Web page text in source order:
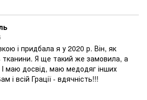
і придбала я у 2020 р. Він, як
тканини. Я ще такий же замовила, а
І маю досвід, маю медодяг інших
і всій Грації - вдячність!!!